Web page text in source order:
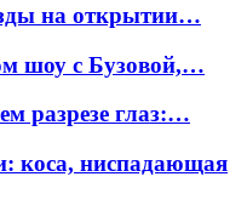
на открытии…
шоу с Бузовой,…
разрезе глаз:…
коса, ниспадающая